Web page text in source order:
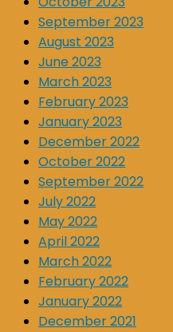
September 2023
August 2023
June 2023
March 2023
February 2023
January 2023
December 2022
October 2022
September 2022
July 2022
May 2022
April 2022
March 2022
February 2022
January 2022
December 2021